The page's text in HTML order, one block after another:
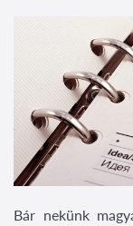
Bár nekünk